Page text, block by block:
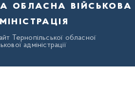
обласна військова
Тернопільської обласної
адміністрації